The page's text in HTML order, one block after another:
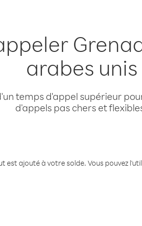
arabes unis
temps d'appel supérieur
d'appels pas chers et
ajouté à votre solde. Vous pouvez